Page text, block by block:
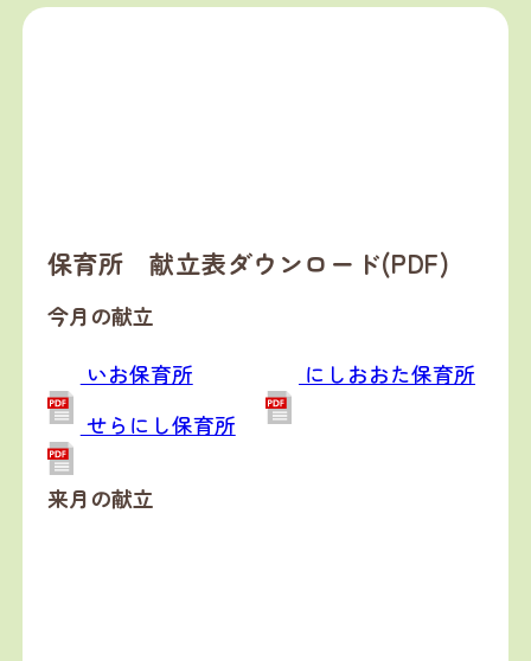
保育所 献立表ダウンロード(PDF)
今月の献立
いお保育所
にしおおた保育所
せらにし保育所
来月の献立